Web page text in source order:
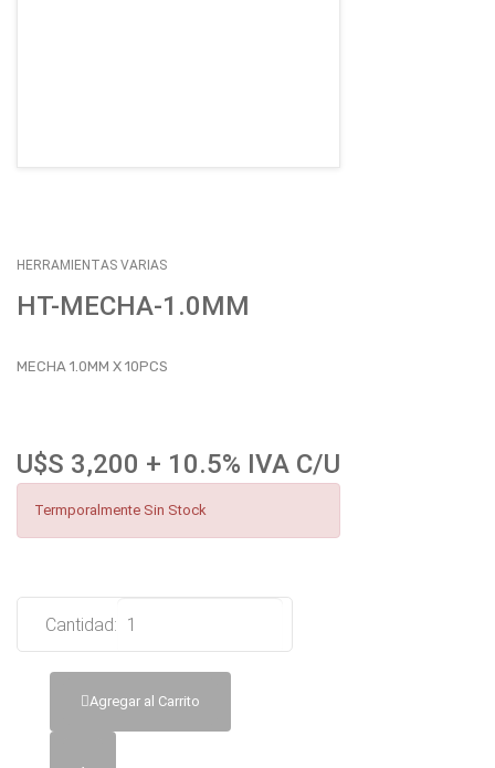
HERRAMIENTAS VARIAS
HT-MECHA-1.0MM
MECHA 1.0MM X 10PCS
U$S 3,200 + 10.5% IVA C/U
Termporalmente Sin Stock
Cantidad:
Agregar al Carrito